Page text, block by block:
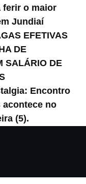
ferir o maior
Jundiaí
EFETIVAS
DE
SALÁRIO DE
Encontro
acontece no
(5).